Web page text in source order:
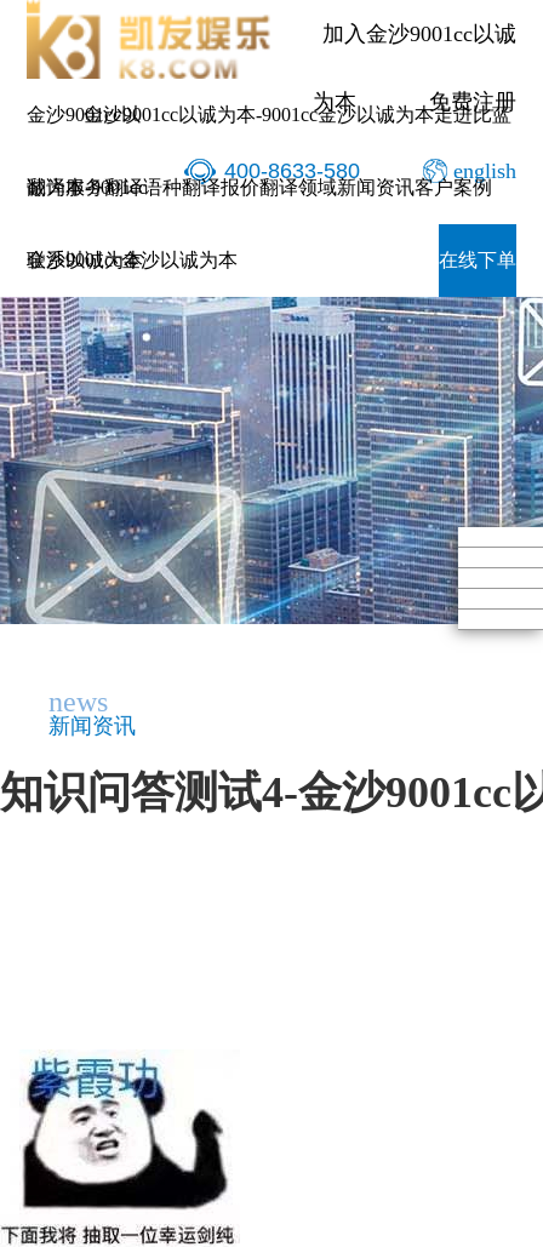
加入金沙9001cc以诚
为本 免费注册
400-8633-580 english
金沙9001cc以
诚为本-9001cc
金沙以诚为本
金沙9001cc以诚为本-9001cc金沙以诚为本走进比蓝
翻译服务翻译语种翻译报价翻译领域新闻资讯客户案例
联系9001cc金沙以诚为本 在线下单
news
新闻资讯
知识问答测试4-金沙9001cc